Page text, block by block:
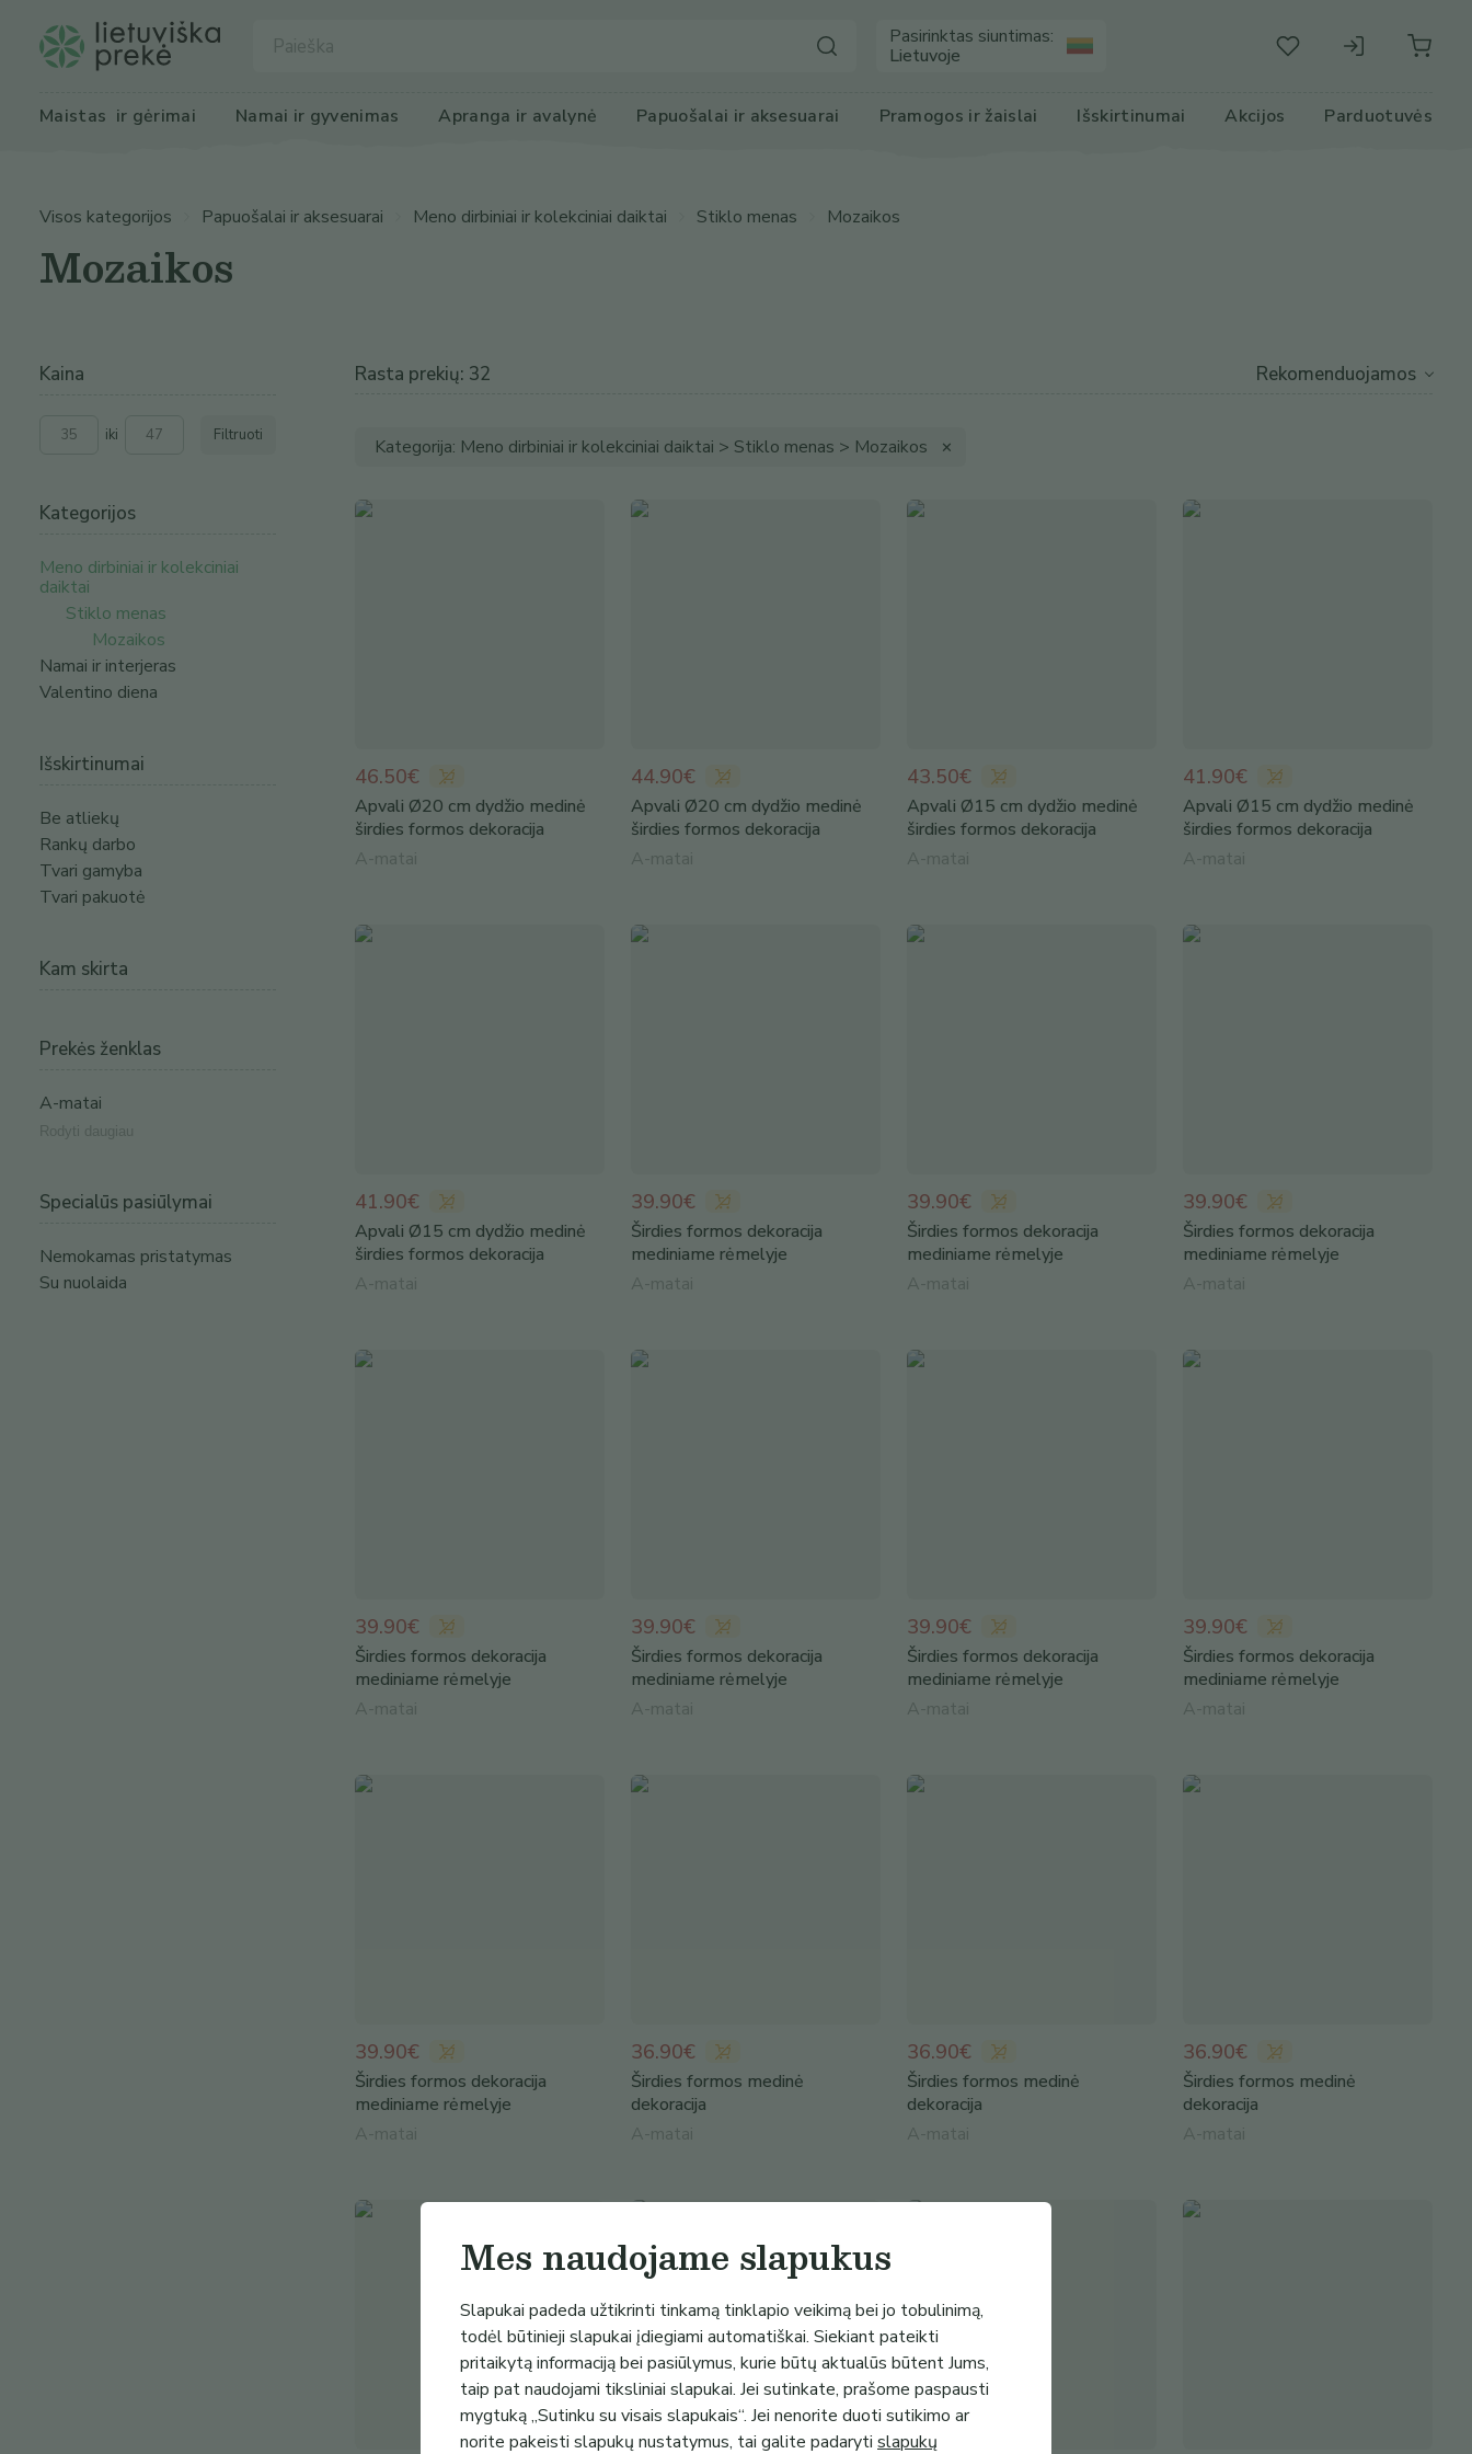
Pasirinktas siuntimas:
Lietuvoje
Maistas ir gėrimai Namai ir gyvenimas Apranga ir avalynė Papuošalai ir aksesuarai Pramogos ir žaislai Išskirtinumai Akcijos Parduotuvės
Visos kategorijos Papuošalai ir aksesuarai Meno dirbiniai ir kolekciniai daiktai Stiklo menas Mozaikos
Mozaikos
Kaina
iki Filtruoti
Kategorijos
Meno dirbiniai ir kolekciniai
daiktai
Stiklo menas
Mozaikos
Namai ir interjeras
Valentino diena
Išskirtinumai
Be atliekų
Rankų darbo
Tvari gamyba
Tvari pakuotė
Kam skirta
Prekės ženklas
A-matai
Rodyti daugiau
Specialūs pasiūlymai
Nemokamas pristatymas
Su nuolaida
Rasta prekių: 32
Kategorija: Meno dirbiniai ir kolekciniai daiktai > Stiklo menas > Mozaikos ✕
46.50€
Apvali Ø20 cm dydžio medinė
širdies formos dekoracija
A-matai
44.90€
Apvali Ø20 cm dydžio medinė
širdies formos dekoracija
A-matai
43.50€
Apvali Ø15 cm dydžio medinė
širdies formos dekoracija
A-matai
41.90€
Apvali Ø15 cm dydžio medinė
širdies formos dekoracija
A-matai
41.90€
Apvali Ø15 cm dydžio medinė
širdies formos dekoracija
A-matai
39.90€
Širdies formos dekoracija
mediniame rėmelyje
A-matai
39.90€
Širdies formos dekoracija
mediniame rėmelyje
A-matai
39.90€
Širdies formos dekoracija
mediniame rėmelyje
A-matai
39.90€
Širdies formos dekoracija
mediniame rėmelyje
A-matai
39.90€
Širdies formos dekoracija
mediniame rėmelyje
A-matai
39.90€
Širdies formos dekoracija
mediniame rėmelyje
A-matai
39.90€
Širdies formos dekoracija
mediniame rėmelyje
A-matai
39.90€
Širdies formos dekoracija
mediniame rėmelyje
A-matai
36.90€
Širdies formos medinė
dekoracija
A-matai
36.90€
Širdies formos medinė
dekoracija
A-matai
36.90€
Širdies formos medinė
dekoracija
A-matai
Mes naudojame slapukus
Slapukai padeda užtikrinti tinkamą tinklapio veikimą bei jo tobulinimą,
todėl būtinieji slapukai įdiegiami automatiškai. Siekiant pateikti
pritaikytą informaciją bei pasiūlymus, kurie būtų aktualūs būtent Jums,
taip pat naudojami tiksliniai slapukai. Jei sutinkate, prašome paspausti
mygtuką „Sutinku su visais slapukais“. Jei nenorite duoti sutikimo ar
norite pakeisti slapukų nustatymus, tai galite padaryti slapukų